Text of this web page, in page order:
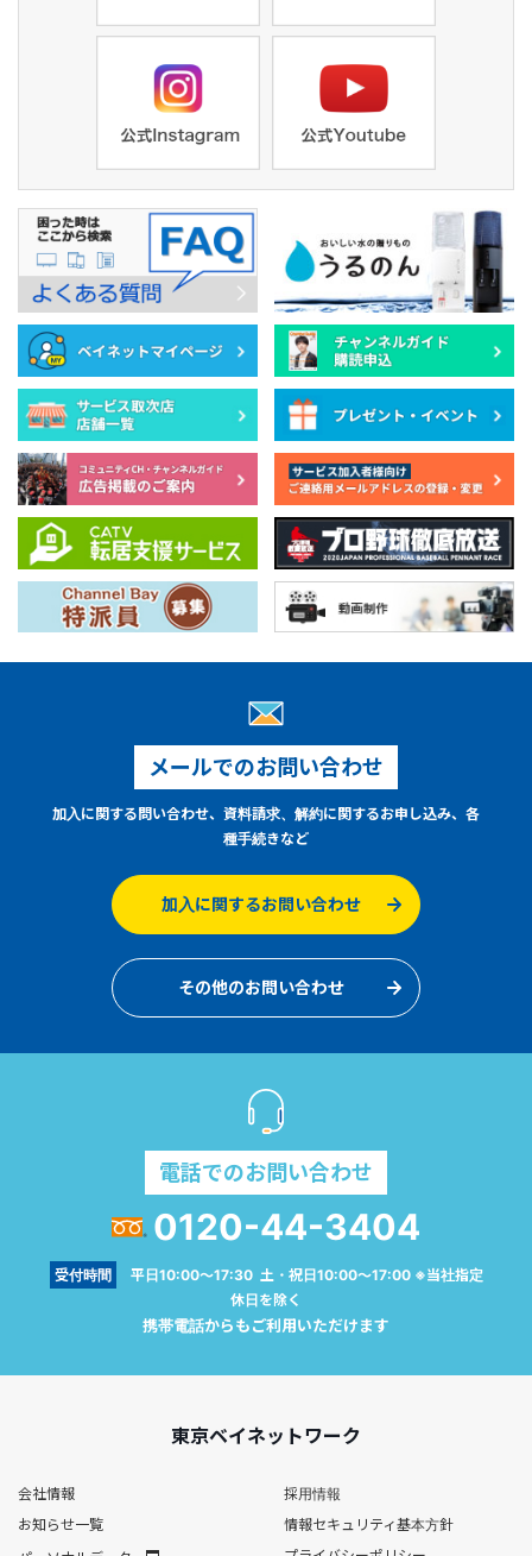
メールでのお問い合わせ
加入に関する問い合わせ、資料請求、解約に関するお申し込み、各
種手続きなど
加入に関するお問い合わせ
その他のお問い合わせ
電話でのお問い合わせ
0120-44-3404
受付時間
平日10:00～17:30 土・祝日10:00～17:00 ※当社指定
休日を除く
携帯電話からもご利用いただけます
東京ベイネットワーク
会社情報
採用情報
お知らせ一覧
情報セキュリティ基本方針